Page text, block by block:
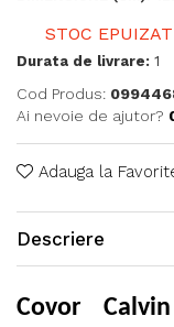
STOC EPUIZAT
Durata de livrare: 1
Cod Produs:
Ai nevoie de ajutor?
Adauga la
Descriere
Covor